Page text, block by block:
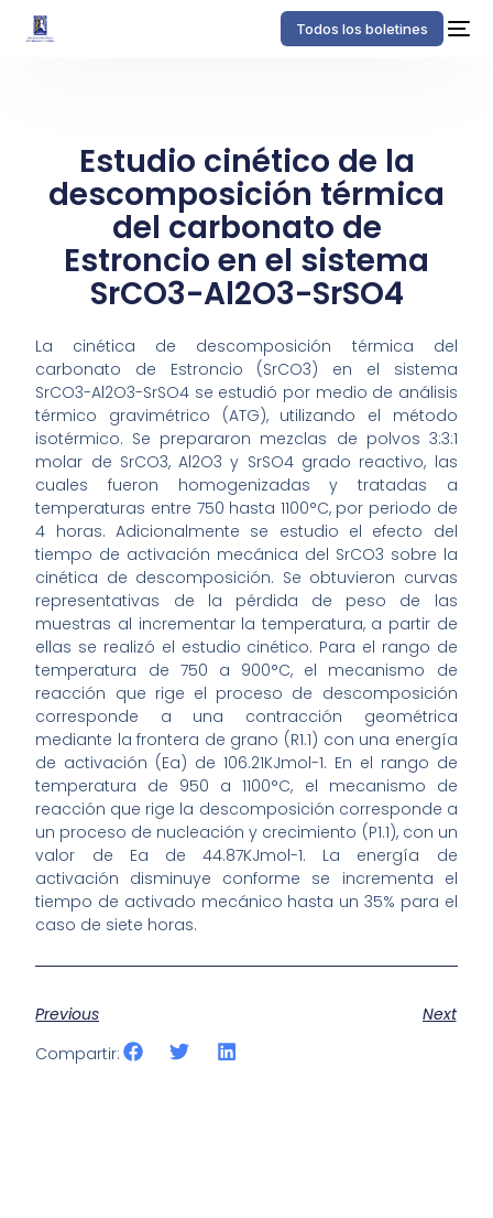
Todos los boletines
Estudio cinético de la
descomposición térmica
del carbonato de
Estroncio en el sistema
SrCO3-Al2O3-SrSO4
La cinética de descomposición térmica del
carbonato de Estroncio (SrCO3) en el sistema
SrCO3-Al2O3-SrSO4 se estudió por medio de análisis
térmico gravimétrico (ATG), utilizando el método
isotérmico. Se prepararon mezclas de polvos 3:3:1
molar de SrCO3, Al2O3 y SrSO4 grado reactivo, las
cuales fueron homogenizadas y tratadas a
temperaturas entre 750 hasta 1100°C, por periodo de
4 horas. Adicionalmente se estudio el efecto del
tiempo de activación mecánica del SrCO3 sobre la
cinética de descomposición. Se obtuvieron curvas
representativas de la pérdida de peso de las
muestras al incrementar la temperatura, a partir de
ellas se realizó el estudio cinético. Para el rango de
temperatura de 750 a 900°C, el mecanismo de
reacción que rige el proceso de descomposición
corresponde a una contracción geométrica
mediante la frontera de grano (R1.1) con una energía
de activación (Ea) de 106.21KJmol-1. En el rango de
temperatura de 950 a 1100°C, el mecanismo de
reacción que rige la descomposición corresponde a
un proceso de nucleación y crecimiento (P1.1), con un
valor de Ea de 44.87KJmol-1. La energía de
activación disminuye conforme se incrementa el
tiempo de activado mecánico hasta un 35% para el
caso de siete horas.
Previous
Next
Compartir: